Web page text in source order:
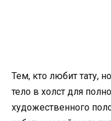
Тем, кто любит тату,
тело в холст для
художественного